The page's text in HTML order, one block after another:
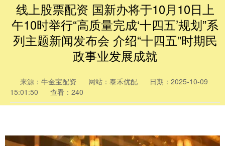
线上股票配资 国新办将于10月10日上
午10时举行“高质量完成‘十四五’规划”系
列主题新闻发布会 介绍“十四五”时期民
政事业发展成就
来源：牛金宝配资 网站：泰禾优配
日期：2025-10-09
15:01:50
查看：240